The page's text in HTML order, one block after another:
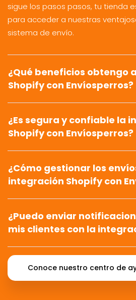
sigue los pasos pasos, tu tienda
para acceder a nuestras
sistema de envío.
¿Qué beneficios obtengo
Shopify con Envíosperros?
¿Es segura y confiable la
Shopify con Envíosperros?
¿Cómo gestionar los
integración Shopify con
¿Puedo enviar
mis clientes con la
Conoce nuestro centro de